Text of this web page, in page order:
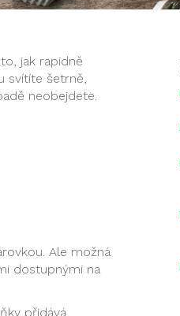
jak rapidně
svítíte šetrně,
neobejdete.
Ale možná
dostupnými na
přidává